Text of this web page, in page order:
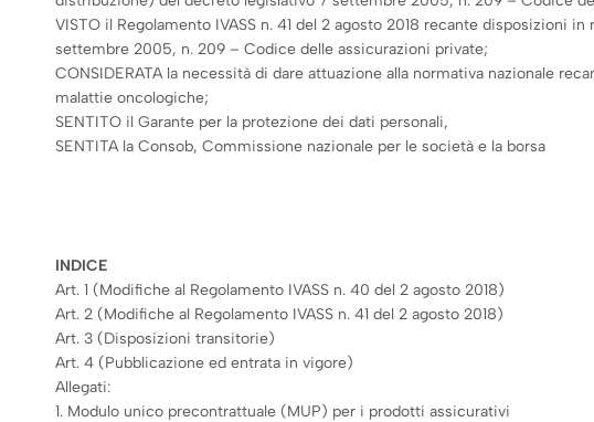
VISTO il Regolamento IVASS n. 41 del 2 agosto 2018 recante
settembre 2005, n. 209 – Codice delle assicurazioni private;
CONSIDERATA la necessità di dare attuazione alla normativa nazionale
malattie oncologiche;
SENTITO il Garante per la protezione dei dati personali,
SENTITA la Consob, Commissione nazionale per le società e la borsa
INDICE
Art. 1 (Modifiche al Regolamento IVASS n. 40 del 2 agosto 2018)
Art. 2 (Modifiche al Regolamento IVASS n. 41 del 2 agosto 2018)
Art. 3 (Disposizioni transitorie)
Art. 4 (Pubblicazione ed entrata in vigore)
Allegati:
1. Modulo unico precontrattuale (MUP) per i prodotti assicurativi